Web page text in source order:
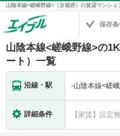
保存条
山陰本線<嵯峨野線>の
ート）一覧
沿線・駅 -山陰本線<嵯
詳細条件 【家賃】設定